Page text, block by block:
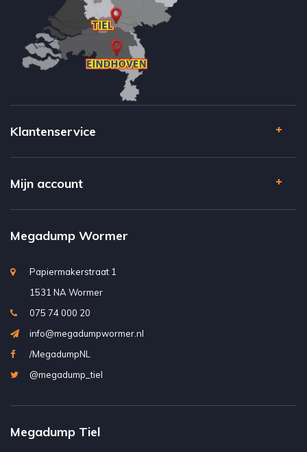
Klantenservice
Mijn account
Megadump Wormer
Papiermakerstraat 1
1531 NA Wormer
075 74 000 20
info@megadumpwormer.nl
/MegadumpNL
@megadump_tiel
Megadump Tiel